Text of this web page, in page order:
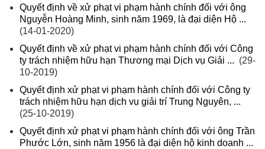
Quyết định về xử phạt vi phạm hành chính đối với ông
Nguyễn Hoàng Minh, sinh năm 1969, là đại diện Hộ ...
(14-01-2020)
Quyết định về xử phạt vi phạm hành chính đối với Công
ty trách nhiệm hữu hạn Thương mại Dịch vụ Giải ... (29-
10-2019)
Quyết định xử phạt vi phạm hành chính đối với Công ty
trách nhiệm hữu hạn dịch vụ giải trí Trung Nguyên, ...
(25-10-2019)
Quyết định xử phạt vi phạm hành chính đối với ông Trần
Phước Lớn, sinh năm 1956 là đại diện hộ kinh doanh ...